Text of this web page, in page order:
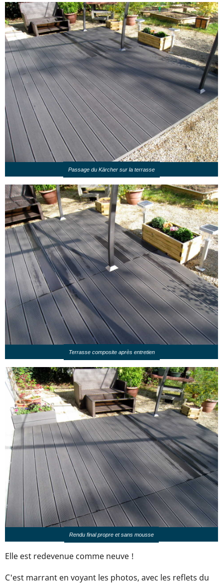
Passage du Kärcher sur la terrasse
Terrasse composite après entretien
Rendu final propre et sans mousse
Elle est redevenue comme neuve !
C'est marrant en voyant les photos, avec les reflets du